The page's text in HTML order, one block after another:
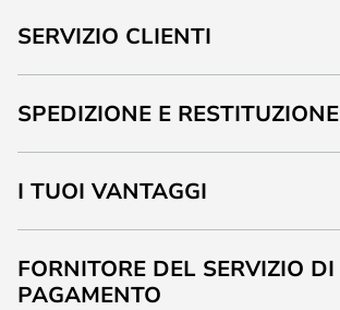
SERVIZIO CLIENTI
SPEDIZIONE E RESTITUZIONE
I TUOI VANTAGGI
FORNITORE DEL SERVIZIO DI
PAGAMENTO